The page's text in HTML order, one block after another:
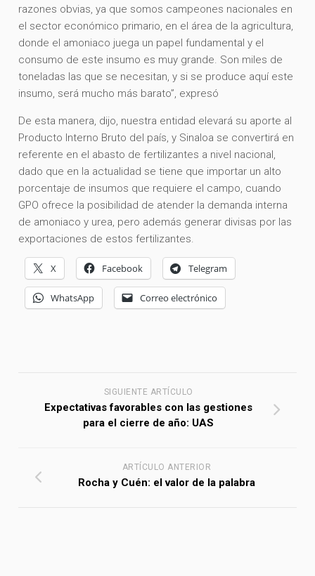
razones obvias, ya que somos campeones nacionales en
el sector económico primario, en el área de la agricultura,
donde el amoniaco juega un papel fundamental y el
consumo de este insumo es muy grande. Son miles de
toneladas las que se necesitan, y si se produce aquí este
insumo, será mucho más barato”, expresó
De esta manera, dijo, nuestra entidad elevará su aporte al
Producto Interno Bruto del país, y Sinaloa se convertirá en
referente en el abasto de fertilizantes a nivel nacional,
dado que en la actualidad se tiene que importar un alto
porcentaje de insumos que requiere el campo, cuando
GPO ofrece la posibilidad de atender la demanda interna
de amoniaco y urea, pero además generar divisas por las
exportaciones de estos fertilizantes.
X Facebook Telegram
WhatsApp Correo electrónico
SIGUIENTE ARTÍCULO
Expectativas favorables con las gestiones
para el cierre de año: UAS
ARTÍCULO ANTERIOR
Rocha y Cuén: el valor de la palabra